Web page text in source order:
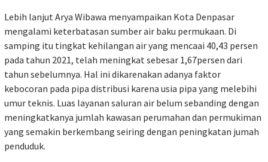
Lebih lanjut Arya Wibawa menyampaikan Kota Denpasar
mengalami keterbatasan sumber air baku permukaan. Di
samping itu tingkat kehilangan air yang mencaai 40,43 persen
pada tahun 2021, telah meningkat sebesar 1,67persen dari
tahun sebelumnya. Hal ini dikarenakan adanya faktor
kebocoran pada pipa distribusi karena usia pipa yang melebihi
umur teknis. Luas layanan saluran air belum sebanding dengan
meningkatkanya jumlah kawasan perumahan dan permukiman
yang semakin berkembang seiring dengan peningkatan jumah
penduduk.